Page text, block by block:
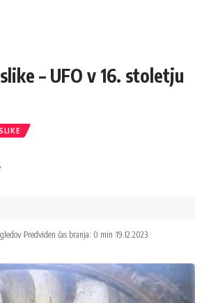
– UFO v 16. stoletju
Predviden čas branja: 0 min 19.12.2023